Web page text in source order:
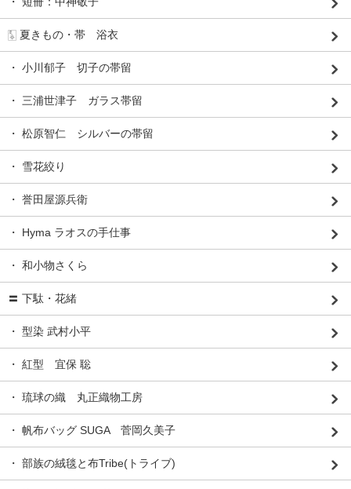
🀧 夏きもの・帯 浴衣
・ 小川郁子 切子の帯留
・ 三浦世津子 ガラス帯留
・ 松原智仁 シルバーの帯留
・ 雪花絞り
・ 誉田屋源兵衛
・ Hyma ラオスの手仕事
・ 和小物さくら
〓 下駄・花緒
・ 型染 武村小平
・ 紅型 宜保 聡
・ 琉球の織 丸正織物工房
・ 帆布バッグ SUGA 菅岡久美子
・ 部族の絨毯と布Tribe(トライブ)